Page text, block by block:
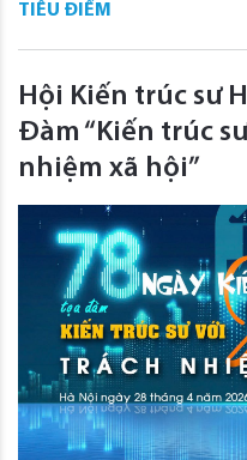
TIÊU ĐIỂM
Hội Kiến trúc sư
Đàm “Kiến trúc
nhiệm xã hội”